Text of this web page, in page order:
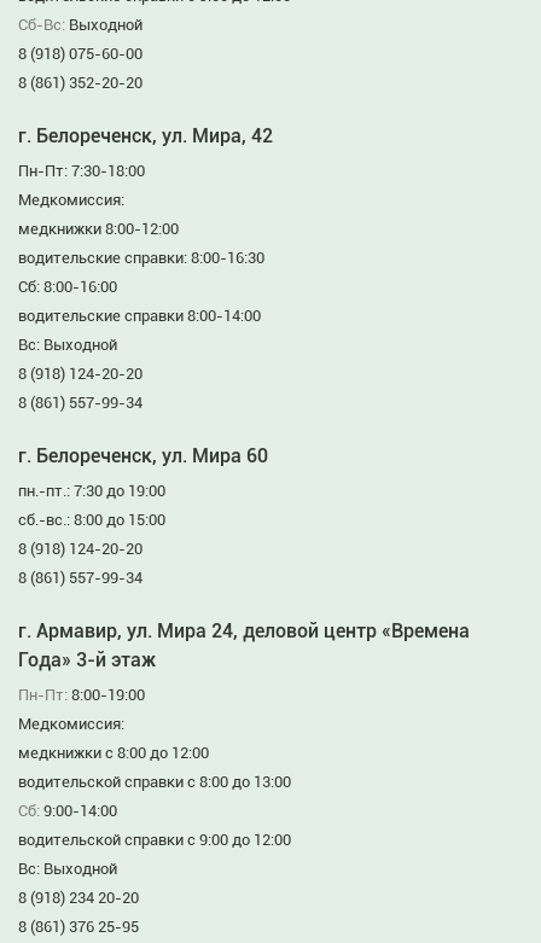
Сб-Вс: Выходной
8 (918) 075-60-00
8 (861) 352-20-20
г. Белореченск, ул. Мира, 42
Пн-Пт: 7:30-18:00
Медкомиссия:
медкнижки 8:00-12:00
водительские справки: 8:00-16:30
Сб: 8:00-16:00
водительские справки 8:00-14:00
Вс: Выходной
8 (918) 124-20-20
8 (861) 557-99-34
г. Белореченск, ул. Мира 60
пн.-пт.: 7:30 до 19:00
сб.-вс.: 8:00 до 15:00
8 (918) 124-20-20
8 (861) 557-99-34
г. Армавир, ул. Мира 24, деловой центр «Времена
Года» 3-й этаж
Пн-Пт: 8:00-19:00
Медкомиссия:
медкнижки с 8:00 до 12:00
водительской справки с 8:00 до 13:00
Сб: 9:00-14:00
водительской справки с 9:00 до 12:00
Вс: Выходной
8 (918) 234 20-20
8 (861) 376 25-95